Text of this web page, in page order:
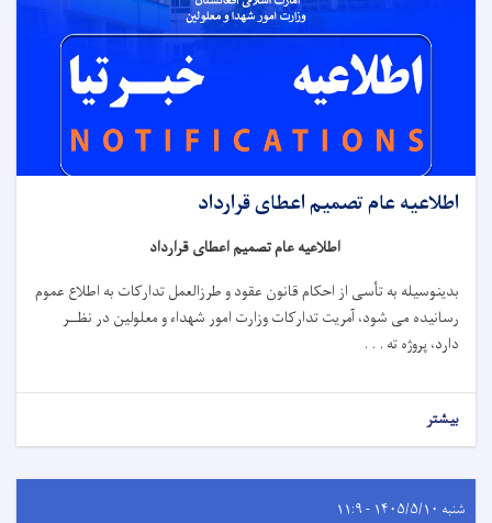
اطلاعیه عام تصمیم اعطای قرارداد
اطلاعیه عام تصمیم اعطای قرارداد
بدینوسیله به تأسی از احکام قانون عقود و طرزالعمل تدارکات به اطلاع عموم
رسانیده می شود، آمریت تدارکات وزارت امور شهداء و معلولین در نظــر
دارد، پروژهته . . .
بیشتر
شنبه ۱۴۰۵/۵/۱۰ - ۱۱:۹